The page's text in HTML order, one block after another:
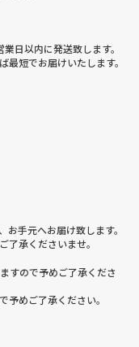
日以内に発送致します。
最短でお届けいたします。
手元へお届け致します。
了承くださいませ。
すので予めご了承くださ
めご了承ください。